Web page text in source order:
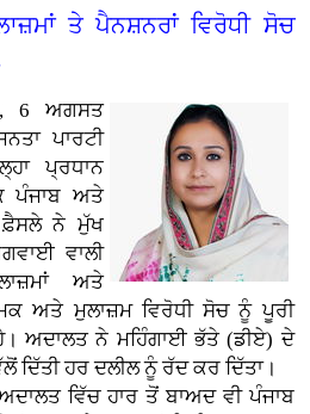
ਤੇ ਪੈਨਸ਼ਨਰਾਂ ਵਿਰੋਧੀ ਸੋਚ
6 ਅਗਸਤ
ਪਾਰਟੀ
ਪ੍ਰਧਾਨ
ਪੰਜਾਬ ਅਤੇ
ਨੇ ਮੁੱਖ
ਵਾਲੀ
ਅਤੇ
ਅਤੇ ਮੁਲਾਜ਼ਮ ਵਿਰੋਧੀ ਸੋਚ ਨੂੰ ਪੂਰੀ
ਅਦਾਲਤ ਨੇ ਮਹਿੰਗਾਈ ਭੱਤੇ (ਡੀਏ) ਦੇ
ਹਰ ਦਲੀਲ ਨੂੰ ਰੱਦ ਕਰ ਦਿੱਤਾ।
ਵਿੱਚ ਹਾਰ ਤੋਂ ਬਾਅਦ ਵੀ ਪੰਜਾਬ